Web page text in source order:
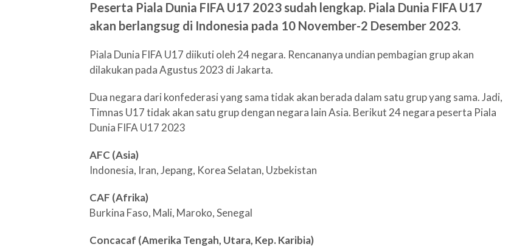
Peserta Piala Dunia FIFA U17 2023 sudah lengkap. Piala Dunia FIFA U17
akan berlangsug di Indonesia pada 10 November-2 Desember 2023.
Piala Dunia FIFA U17 diikuti oleh 24 negara. Rencananya undian pembagian grup akan
dilakukan pada Agustus 2023 di Jakarta.
Dua negara dari konfederasi yang sama tidak akan berada dalam satu grup yang sama. Jadi,
Timnas U17 tidak akan satu grup dengan negara lain Asia. Berikut 24 negara peserta Piala
Dunia FIFA U17 2023
AFC (Asia)
Indonesia, Iran, Jepang, Korea Selatan, Uzbekistan
CAF (Afrika)
Burkina Faso, Mali, Maroko, Senegal
Concacaf (Amerika Tengah, Utara, Kep. Karibia)